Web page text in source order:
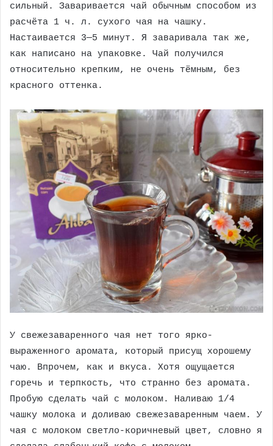
сильный. Заваривается чай обычным способом из
расчёта 1 ч. л. сухого чая на чашку.
Настаивается 3—5 минут. Я заваривала так же,
как написано на упаковке. Чай получился
относительно крепким, не очень тёмным, без
красного оттенка.
У свежезаваренного чая нет того ярко-
выраженного аромата, который присущ хорошему
чаю. Впрочем, как и вкуса. Хотя ощущается
горечь и терпкость, что странно без аромата.
Пробую сделать чай с молоком. Наливаю 1/4
чашку молока и доливаю свежезаваренным чаем. У
чая с молоком светло-коричневый цвет, словно я